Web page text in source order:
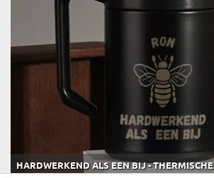
HARDWERKEND ALS EEN BIJ - THERMISCHE